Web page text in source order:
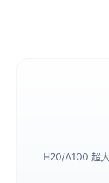
H20/A100 超